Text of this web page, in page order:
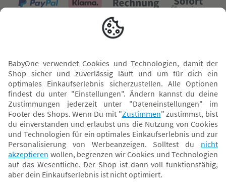
Versand mit
* Alle Preise inkl. MwSt. und ggf. zzgl.Versandkosten. Der dargestellte Preis gilt -
abhängig von der von dir gewählten Option - im BabyOne-Onlineshop oder bei
Abholung in dem von dir gewählten BabyOne-Franchise-Betrieb. Der für den
Onlineshop geltende Preis stellt bei einem Verkauf durch unsere Franchise-
Nehmer eine unverbindliche Preisempfehlung dar. Der Verkaufspreis der